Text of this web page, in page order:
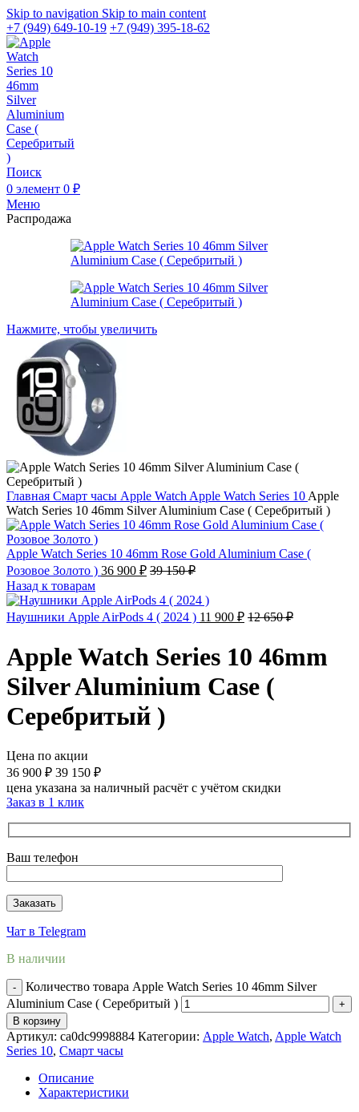
Skip to navigation Skip to main content
+7 (949) 649-10-19 +7 (949) 395-18-62
Поиск
0 элемент 0 ₽
Меню
Распродажа
Нажмите, чтобы увеличить
Главная Смарт часы Apple Watch Apple Watch Series 10 Apple
Watch Series 10 46mm Silver Aluminium Case ( Серебритый )
Apple Watch Series 10 46mm Rose Gold Aluminium Case (
Розовое Золото ) 36 900 ₽ 39 150₽
Назад к товарам
Наушники Apple AirPods 4 ( 2024 ) 11 900 ₽ 12 650₽
Apple Watch Series 10 46mm
Silver Aluminium Case (
Серебритый )
Цена по акции
36 900 ₽ 39 150 ₽
цена указана за наличный расчёт с учётом скидки
Заказ в 1 клик
Ваш телефон
Чат в Telegram
В наличии
Количество товара Apple Watch Series 10 46mm Silver
Aluminium Case ( Серебритый )
В корзину
Артикул: ca0dc9998884 Категории: Apple Watch, Apple Watch
Series 10, Смарт часы
Описание
Характеристики